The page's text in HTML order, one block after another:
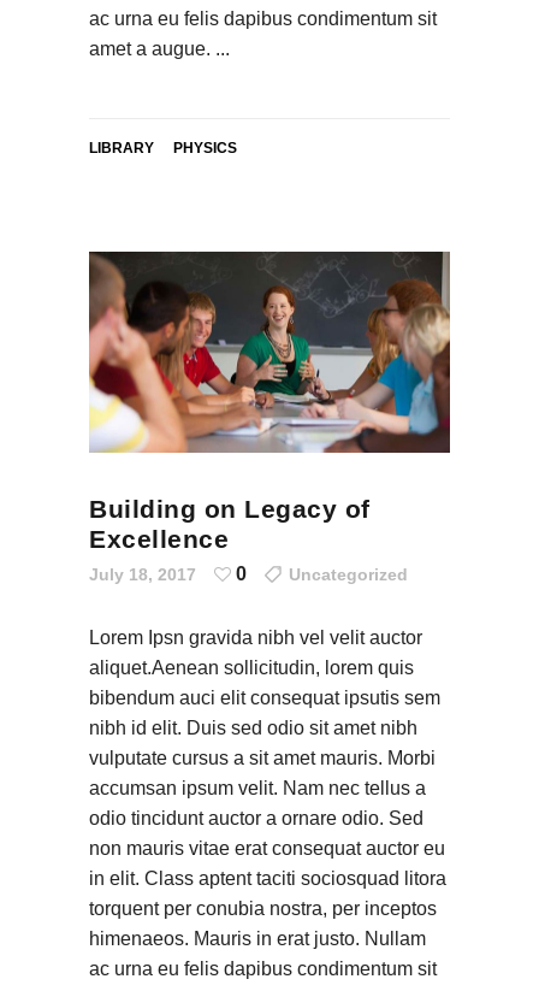
ac urna eu felis dapibus condimentum sit
amet a augue.
LIBRARY PHYSICS
Building on Legacy of
Excellence
July 18, 2017 0 Uncategorized
Lorem Ipsn gravida nibh vel velit auctor
aliquet.Aenean sollicitudin, lorem quis
bibendum auci elit consequat ipsutis sem
nibh id elit. Duis sed odio sit amet nibh
vulputate cursus a sit amet mauris. Morbi
accumsan ipsum velit. Nam nec tellus a
odio tincidunt auctor a ornare odio. Sed
non mauris vitae erat consequat auctor eu
in elit. Class aptent taciti sociosquad litora
torquent per conubia nostra, per inceptos
himenaeos. Mauris in erat justo. Nullam
ac urna eu felis dapibus condimentum sit